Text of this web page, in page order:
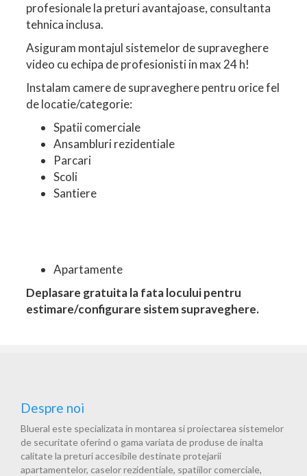
profesionale la preturi avantajoase, consultanta
tehnica inclusa.
Asiguram montajul sistemelor de supraveghere
video cu echipa de profesionisti in max 24 h!
Instalam camere de supraveghere pentru orice fel
de locatie/categorie:
Spatii comerciale
Ansambluri rezidentiale
Parcari
Scoli
Santiere
Apartamente
Deplasare gratuita la fata locului pentru
estimare/configurare sistem supraveghere.
Despre noi
Blueral este specializata in montarea si proiectarea sistemelor
de securitate oferind o gama variata de produse de inalta
calitate la preturi accesibile destinate protejarii
apartamentelor, caselor rezidentiale, spatiilor comerciale,